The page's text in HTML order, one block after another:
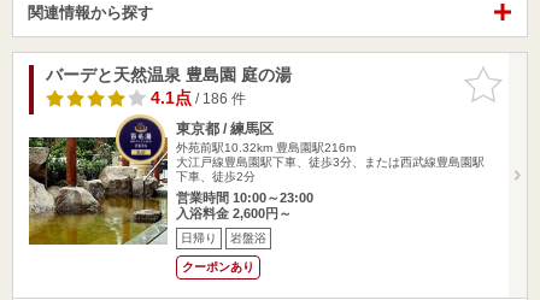
関連情報から探す
お気に入
りに追加
バーデと天然温泉 豊島園 庭の湯
4.1点/ 186 件
東京都 / 練馬区
外苑前駅10.32km 豊島園駅216m
大江戸線豊島園駅下車、徒歩3分、または西武線豊島園駅
下車、徒歩2分
営業時間 10:00～23:00
入浴料金 2,600円～
日帰り 岩盤浴
クーポンあり